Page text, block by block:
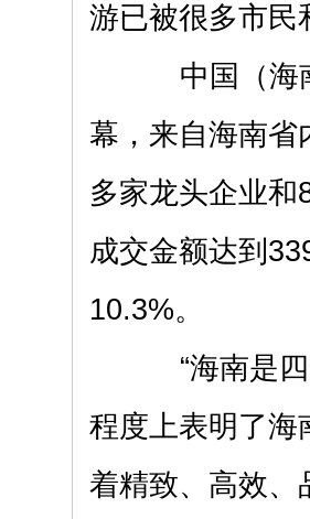
游已被很多市民
中国（海南
幕，来自海南省
多家龙头企业
成交金额达到
10.3%。
“海南是四
程度上表明了海
着精致、高效、